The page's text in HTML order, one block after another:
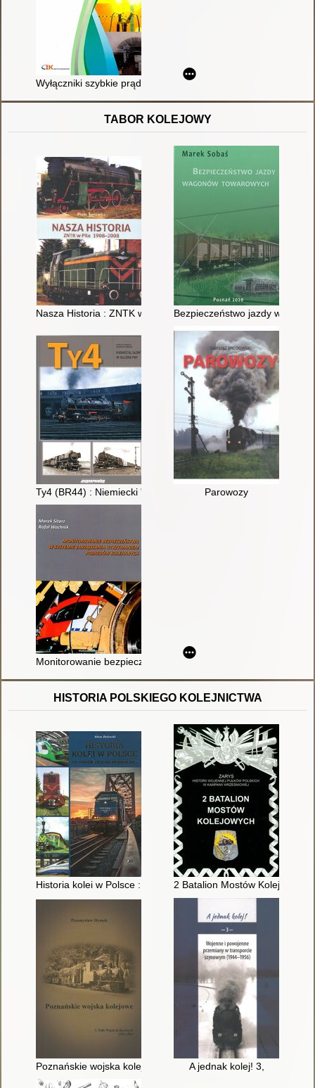
Wyłączniki szybkie prądu stałego w transporcie szynowym
TABOR KOLEJOWY
Nasza Historia : ZNTK w Pile 1908-2008Bezpieczeństwo jazdy
Ty4 (BR44) : Niemiecki "Słoń" w służbie PKP
Parowozy
Monitorowanie bezpieczeństwa w systemie zarządzania
HISTORIA POLSKIEGO KOLEJNICTWA
Historia kolei w Polsce : od parowozu do pendolino
2 Batalion Mostów Kolejowych
Poznańskie wojska kolejowe : 3. Pułk Wojsk Kolejowych 1921-
A jednak kolej! 3,